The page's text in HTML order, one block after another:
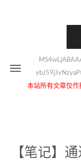
本站所有文章仅
【笔记】